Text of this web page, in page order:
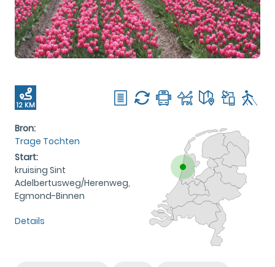
12 KM
Bron:
Trage Tochten
Start:
kruising Sint
Adelbertusweg/Herenweg,
Egmond-Binnen
Details